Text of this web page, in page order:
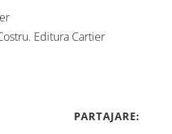
Editura Cartier
PARTAJARE: